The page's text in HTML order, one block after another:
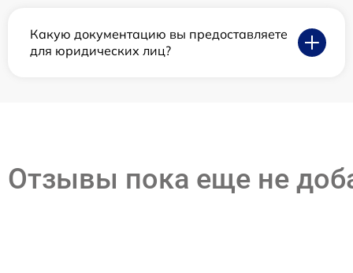
Какую документацию вы предоставляете
для юридических лиц?
Отзывы пока еще не